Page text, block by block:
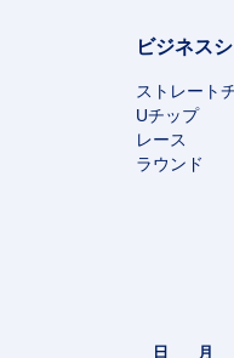
ビジネス
ストレート
Uチップ
レース
ラウンド
日 月